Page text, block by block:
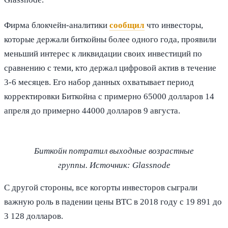
Фирма блокчейн-аналитики сообщил что инвесторы,
которые держали биткойны более одного года, проявили
меньший интерес к ликвидации своих инвестиций по
сравнению с теми, кто держал цифровой актив в течение
3-6 месяцев. Его набор данных охватывает период
корректировки Биткойна с примерно 65000 долларов 14
апреля до примерно 44000 долларов 9 августа.
Биткойн потратил выходные возрастные
группы. Источник: Glassnode
С другой стороны, все когорты инвесторов сыграли
важную роль в падении цены BTC в 2018 году с 19 891 до
3 128 долларов.